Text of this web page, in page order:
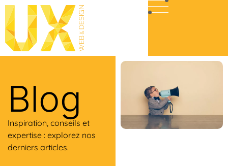
Blog
Inspiration, conseils et
expertise : explorez nos
derniers articles.